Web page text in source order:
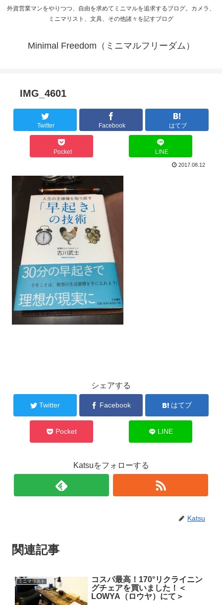
外資営業マンをやりつつ、自由を求めてミニマルを追求するブログ。カメラ、
ミニマリスト、文具、その他諸々を記すブログ
Minimal Freedom（ミニマルフリーダム）
IMG_4601
Twitter Facebook はてブ
Pocket LINE
2017.08.12
シェアする
Twitter Facebook はてブ
Pocket LINE
Katsuをフォローする
Katsu
関連記事
ミニマリスト
コスパ最高！170°リクライニン
グチェアを買いました！＜
LOWYA（ロウヤ）にて＞